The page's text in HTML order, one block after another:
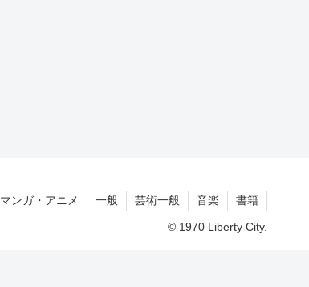
マンガ・アニメ 一般 芸術一般 音楽 書籍
© 1970 Liberty City.